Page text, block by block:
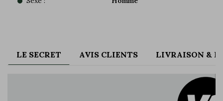
LE SECRET AVIS CLIENTS LIVRAISON &